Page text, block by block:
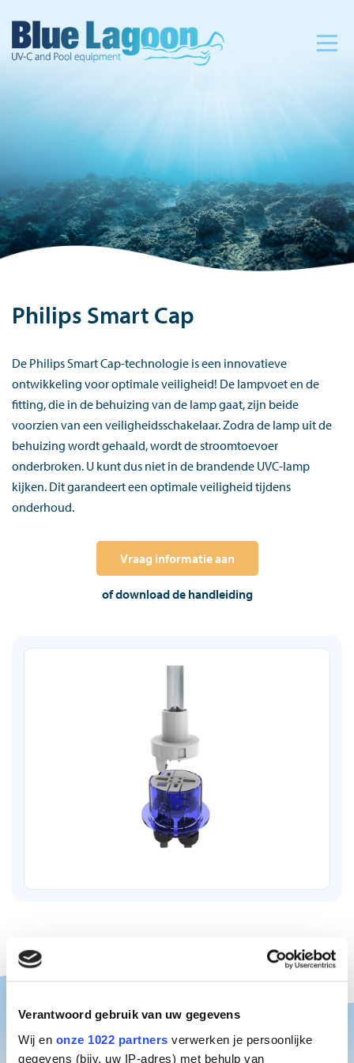
Verantwoord gebruik van uw gegevens
Wij en onze 1022 partners verwerken je persoonlijke
gegevens (bijv. uw IP-adres) met behulp van
Philips Smart Cap
De Philips Smart Cap-technologie is een innovatieve
ontwikkeling voor optimale veiligheid! De lampvoet en de
fitting, die in de behuizing van de lamp gaat, zijn beide
voorzien van een veiligheidsschakelaar. Zodra de lamp uit de
behuizing wordt gehaald, wordt de stroomtoevoer
onderbroken. U kunt dus niet in de brandende UVC-lamp
kijken. Dit garandeert een optimale veiligheid tijdens
onderhoud.
Vraag informatie aan
of download de handleiding